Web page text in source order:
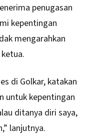
penugasan
kepentingan
mengarahkan
di Golkar, katakan
untuk kepentingan
ditanya diri saya,
lanjutnya.